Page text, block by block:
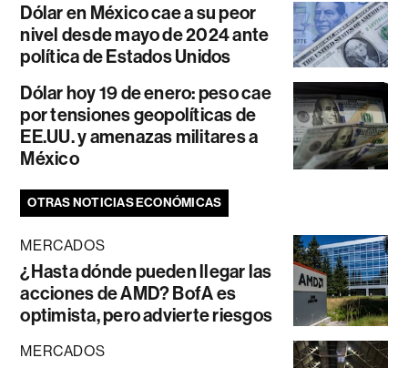
Dólar en México cae a su peor
nivel desde mayo de 2024 ante
política de Estados Unidos
Dólar hoy 19 de enero: peso cae
por tensiones geopolíticas de
EE.UU. y amenazas militares a
México
OTRAS NOTICIAS ECONÓMICAS
MERCADOS
¿Hasta dónde pueden llegar las
acciones de AMD? BofA es
optimista, pero advierte riesgos
MERCADOS